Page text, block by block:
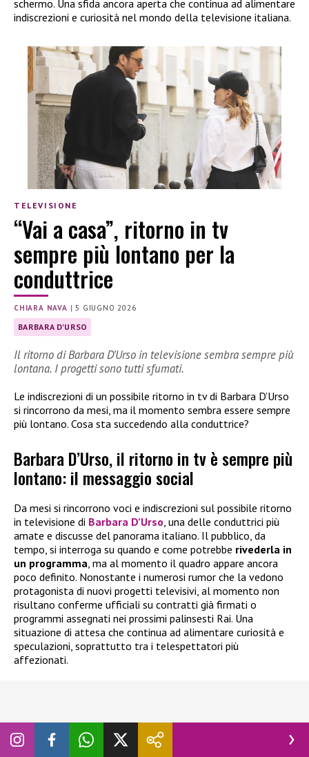
schermo. Una sfida ancora aperta che continua ad alimentare
indiscrezioni e curiosità nel mondo della televisione italiana.
TELEVISIONE
“Vai a casa”, ritorno in tv
sempre più lontano per la
conduttrice
CHIARA NAVA |5 GIUGNO 2026
BARBARA D'URSO
Il ritorno di Barbara D’Urso in televisione sembra sempre più
lontana. I progetti sono tutti sfumati.
Le indiscrezioni di un possibile ritorno in tv di Barbara D’Urso
si rincorrono da mesi, ma il momento sembra essere sempre
più lontano. Cosa sta succedendo alla conduttrice?
Barbara D’Urso, il ritorno in tv è sempre più
lontano: il messaggio social
Da mesi si rincorrono voci e indiscrezioni sul possibile ritorno
in televisione di Barbara D’Urso, una delle conduttrici più
amate e discusse del panorama italiano. Il pubblico, da
tempo, si interroga su quando e come potrebbe rivederla in
un programma, ma al momento il quadro appare ancora
poco definito. Nonostante i numerosi rumor che la vedono
protagonista di nuovi progetti televisivi, al momento non
risultano conferme ufficiali su contratti già firmati o
programmi assegnati nei prossimi palinsesti Rai. Una
situazione di attesa che continua ad alimentare curiosità e
speculazioni, soprattutto tra i telespettatori più
affezionati.